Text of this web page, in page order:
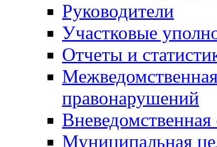
Руководители
Участковые
Отчеты и
правонарушений
Вневедомственная
Муниципальная